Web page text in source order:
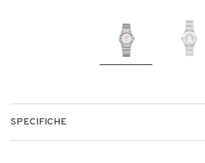
SPECIFICHE